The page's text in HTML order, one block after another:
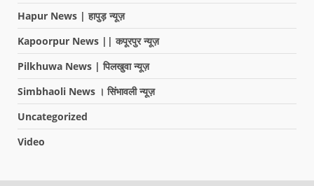
Hapur News | हापुड़ न्यूज़
Kapoorpur News || कपूरपुर न्यूज़
Pilkhuwa News | पिलखुवा न्यूज़
Simbhaoli News । सिंभावली न्यूज़
Uncategorized
Video